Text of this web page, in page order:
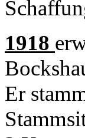
1918
Er